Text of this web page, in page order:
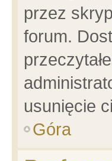
przez
forum.
usunięcie
Góra